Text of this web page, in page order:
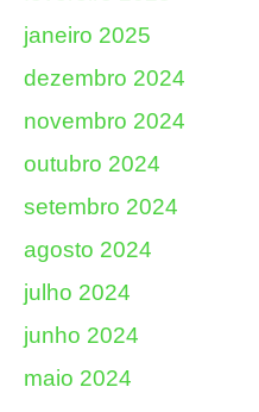
janeiro 2025
dezembro 2024
novembro 2024
outubro 2024
setembro 2024
agosto 2024
julho 2024
junho 2024
maio 2024